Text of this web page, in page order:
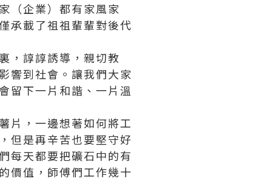
（企業）都有家風家
承載了祖祖輩輩對後代
，諄諄誘導，親切教
響到社會。讓我們大家
留下一片和諧、一片溫
片 ，一邊想著如何將工
但是再辛苦也要堅守好
每天都要把礦石中的有
價值，師傅們工作幾十